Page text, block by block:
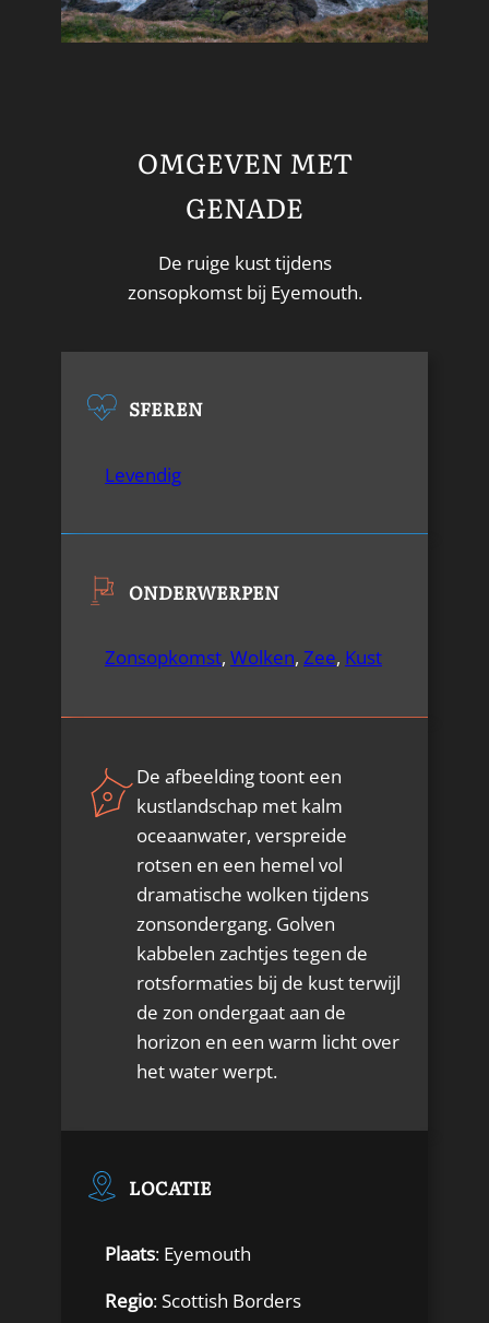
OMGEVEN MET
GENADE
De ruige kust tijdens
zonsopkomst bij Eyemouth.
SFEREN
Levendig
ONDERWERPEN
Zonsopkomst, Wolken, Zee, Kust
De afbeelding toont een
kustlandschap met kalm
oceaanwater, verspreide
rotsen en een hemel vol
dramatische wolken tijdens
zonsondergang. Golven
kabbelen zachtjes tegen de
rotsformaties bij de kust terwijl
de zon ondergaat aan de
horizon en een warm licht over
het water werpt.
LOCATIE
Plaats: Eyemouth
Regio: Scottish Borders